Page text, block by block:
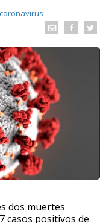
dos muertes
casos positivos de